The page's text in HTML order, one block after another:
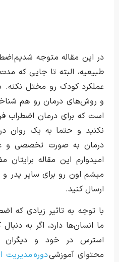
در این مقاله متوجه شدیم
طبیعیه، البته تا جایی که
عملکرد کودک رو مختل نکنه.
و روش‌های درمان رو هم
است که برای درمان اضطراب
نکنید و حتما به یک روان
درمان به صورت تخصصی و
امیدوارم این مقاله
میشم اون رو برای سایر پدر
ارسال کنید.
با توجه به تاثیر زیادی که
ما انسان‌ها دارد، اگر به
استرس در خود و دیگران
محتوای آموزشیدوره